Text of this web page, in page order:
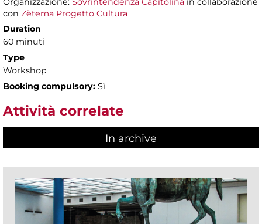
con Zètema Progetto Cultura
Duration
60 minuti
Type
Workshop
Booking compulsory: Sì
Attività correlate
In archive